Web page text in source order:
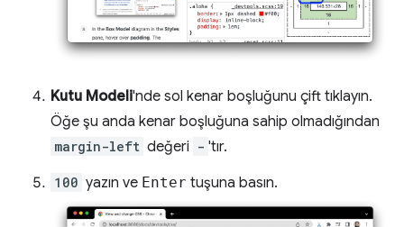
Kutu Modeli'nde sol kenar boşluğunu çift tıklayın.
Öğe şu anda kenar boşluğuna sahip olmadığından
margin-left değeri - 'tır.
100 yazın ve Enter tuşuna basın.